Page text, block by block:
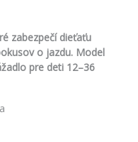
zabezpečí dieťaťu
o jazdu. Model
pre deti 12–36